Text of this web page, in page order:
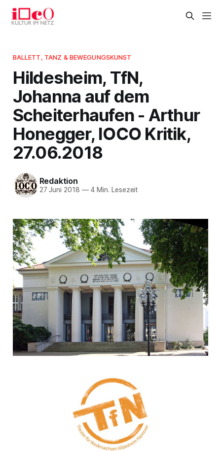
BALLETT, TANZ & BEWEGUNGSKUNST
Hildesheim, TfN,
Johanna auf dem
Scheiterhaufen - Arthur
Honegger, IOCO Kritik,
27.06.2018
Redaktion
27 Juni 2018 —4 Min. Lesezeit